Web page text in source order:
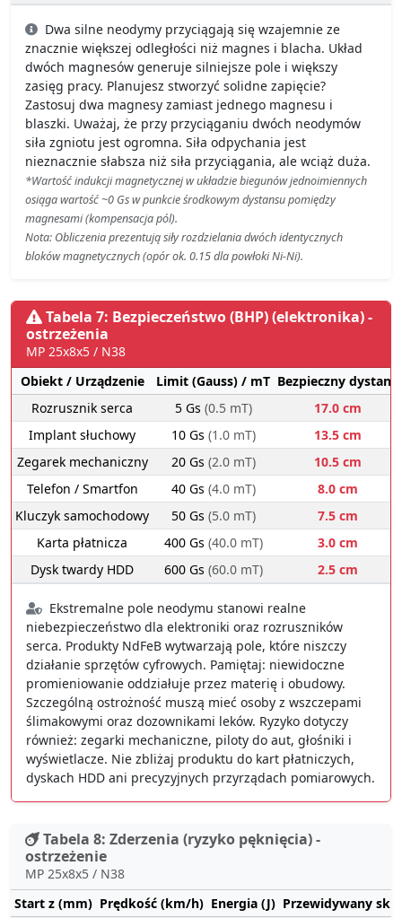
Dwa silne neodymy przyciągają się wzajemnie ze
znacznie większej odległości niż magnes i blacha. Układ
dwóch magnesów generuje silniejsze pole i większy
zasięg pracy. Planujesz stworzyć solidne zapięcie?
Zastosuj dwa magnesy zamiast jednego magnesu i
blaszki. Uważaj, że przy przyciąganiu dwóch neodymów
siła zgniotu jest ogromna. Siła odpychania jest
nieznacznie słabsza niż siła przyciągania, ale wciąż duża.
*Wartość indukcji magnetycznej w układzie biegunów jednoimiennych
osiąga wartość ~0 Gs w punkcie środkowym dystansu pomiędzy
magnesami (kompensacja pól).
Nota: Obliczenia prezentują siły rozdzielania dwóch identycznych
bloków magnetycznych (opór ok. 0.15 dla powłoki Ni-Ni).
Tabela 7: Bezpieczeństwo (BHP) (elektronika) -
ostrzeżenia
MP 25x8x5 / N38
Obiekt / Urządzenie
Limit (Gauss) / mT Bezpieczny dystans
Rozrusznik serca
5 Gs (0.5 mT)
17.0 cm
Implant słuchowy
10 Gs (1.0 mT)
13.5 cm
Zegarek mechaniczny
20 Gs (2.0 mT)
10.5 cm
Telefon / Smartfon
40 Gs (4.0 mT)
8.0 cm
Kluczyk samochodowy
50 Gs (5.0 mT)
7.5 cm
Karta płatnicza
400 Gs (40.0 mT)
3.0 cm
Dysk twardy HDD
600 Gs (60.0 mT) 2.5 cm
Ekstremalne pole neodymu stanowi realne
niebezpieczeństwo dla elektroniki oraz rozruszników
serca. Produkty NdFeB wytwarzają pole, które niszczy
działanie sprzętów cyfrowych. Pamiętaj: niewidoczne
promieniowanie oddziałuje przez materię i obudowy.
Szczególną ostrożność muszą mieć osoby z wszczepami
ślimakowymi oraz dozownikami leków. Ryzyko dotyczy
również: zegarki mechaniczne, piloty do aut, głośniki i
wyświetlacze. Nie zbliżaj produktu do kart płatniczych,
dyskach HDD ani precyzyjnych przyrządach pomiarowych.
Tabela 8: Zderzenia (ryzyko pęknięcia) -
ostrzeżenie
MP 25x8x5 / N38
Start z (mm) Prędkość (km/h) Energia (J) Przewidywany